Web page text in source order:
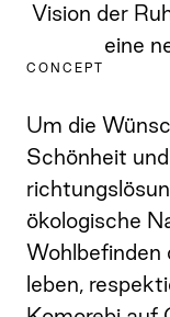
Vision der
eine
CONCEPT
Um die
Schönheit
ökologische
Wohlbefinden
leben,